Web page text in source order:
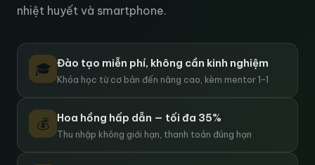
nhiệt huyết và smartphone.
🎓 Đào tạo miễn phí, không cần kinh nghiệm
Khóa học từ cơ bản đến nâng cao, kèm mentor 1-1
💰 Hoa hồng hấp dẫn — tối đa 35%
Thu nhập không giới hạn, thanh toán đúng hạn